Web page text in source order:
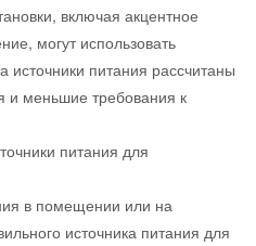
включая акцентное
могут использовать
питания рассчитаны
и меньшие требования к
питания для
в помещении или на
источника питания для